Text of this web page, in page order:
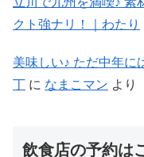
クト強ナリ！｜わたり
美味しい♪ ただ中年
丁 に なまこマン より
飲食店の予約は